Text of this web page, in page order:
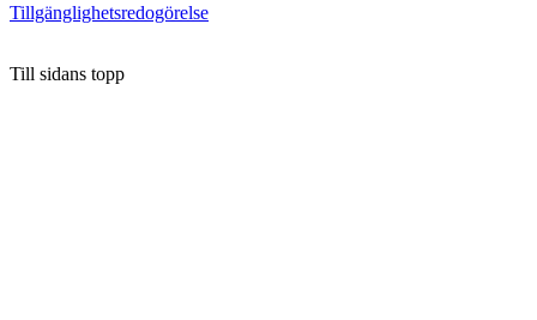
Tillgänglighetsredogörelse
Till sidans topp